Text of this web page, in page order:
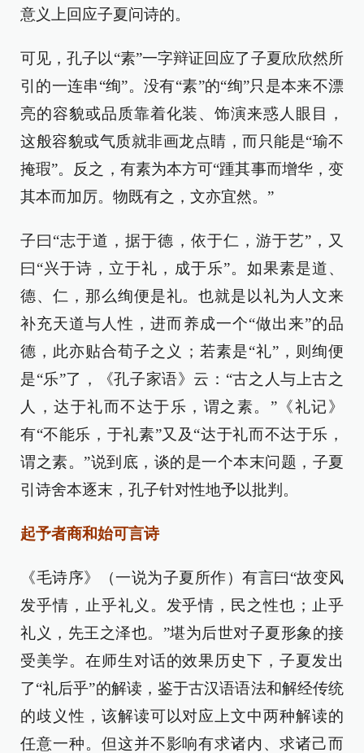
意义上回应子夏问诗的。
可见，孔子以“素”一字辩证回应了子夏欣欣然所
引的一连串“绚”。没有“素”的“绚”只是本来不漂
亮的容貌或品质靠着化装、饰演来惑人眼目，
这般容貌或气质就非画龙点睛，而只能是“瑜不
掩瑕”。反之，有素为本方可“踵其事而增华，变
其本而加厉。物既有之，文亦宜然。”
子曰“志于道，据于德，依于仁，游于艺”，又
曰“兴于诗，立于礼，成于乐”。如果素是道、
德、仁，那么绚便是礼。也就是以礼为人文来
补充天道与人性，进而养成一个“做出来”的品
德，此亦贴合荀子之义；若素是“礼”，则绚便
是“乐”了，《孔子家语》云：“古之人与上古之
人，达于礼而不达于乐，谓之素。”《礼记》
有“不能乐，于礼素”又及“达于礼而不达于乐，
谓之素。”说到底，谈的是一个本末问题，子夏
引诗舍本逐末，孔子针对性地予以批判。
起予者商和始可言诗
《毛诗序》（一说为子夏所作）有言曰“故变风
发乎情，止乎礼义。发乎情，民之性也；止乎
礼义，先王之泽也。”堪为后世对子夏形象的接
受美学。在师生对话的效果历史下，子夏发出
了“礼后乎”的解读，鉴于古汉语语法和解经传统
的歧义性，该解读可以对应上文中两种解读的
任意一种。但这并不影响有求诸内、求诸己而